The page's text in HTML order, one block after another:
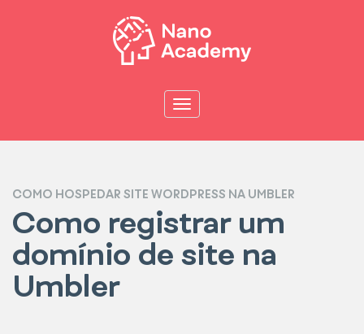
Alternar navegação
COMO HOSPEDAR SITE WORDPRESS NA UMBLER
Como registrar um
domínio de site na
Umbler